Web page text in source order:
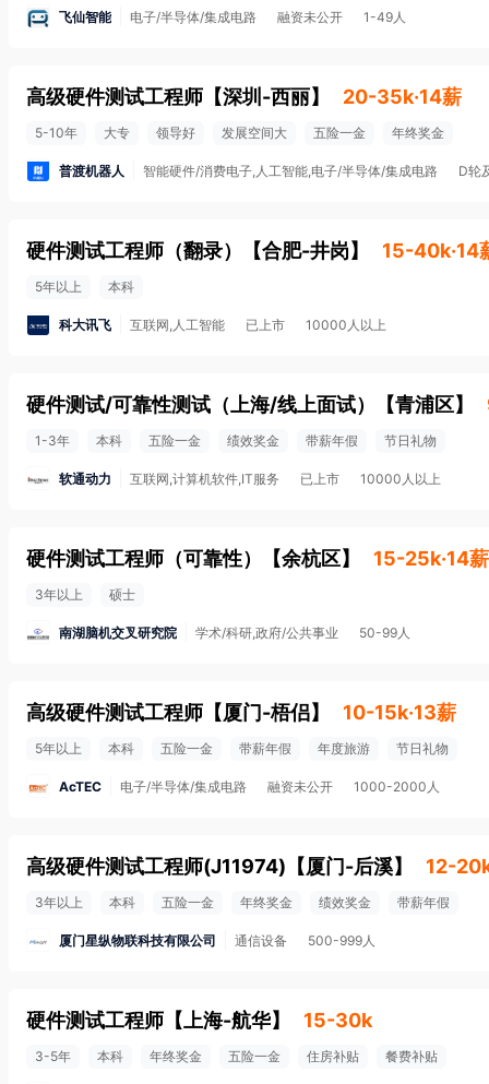
飞仙智能 电子/半导体/集成电路 融资未公开 1-49人
高级硬件测试工程师 【深圳-西丽】 20-35k·14薪
5-10年 大专 领导好 发展空间大 五险一金 年终奖金
普渡机器人 智能硬件/消费电子,人工智能,电子/半导体/集成电路 D轮
硬件测试工程师（翻录） 【合肥-井岗】 15-40k·14
5年以上 本科
科大讯飞 互联网,人工智能 已上市 10000人以上
硬件测试/可靠性测试（上海/线上面试） 【青浦区】
1-3年 本科 五险一金 绩效奖金 带薪年假 节日礼物
软通动力 互联网,计算机软件,IT服务 已上市 10000人以上
硬件测试工程师（可靠性） 【余杭区】 15-25k·14薪
3年以上 硕士
南湖脑机交叉研究院 学术/科研,政府/公共事业 50-99人
高级硬件测试工程师 【厦门-梧侣】 10-15k·13薪
5年以上 本科 五险一金 带薪年假 年度旅游 节日礼物
AcTEC 电子/半导体/集成电路 融资未公开 1000-2000人
高级硬件测试工程师(J11974) 【厦门-后溪】 12-
3年以上 本科 五险一金 年终奖金 绩效奖金 带薪年假
厦门星纵物联科技有限公司 通信设备 500-999人
硬件测试工程师 【 上海-航华】 15-30k
3-5年 本科 年终奖金 五险一金 住房补贴 餐费补贴